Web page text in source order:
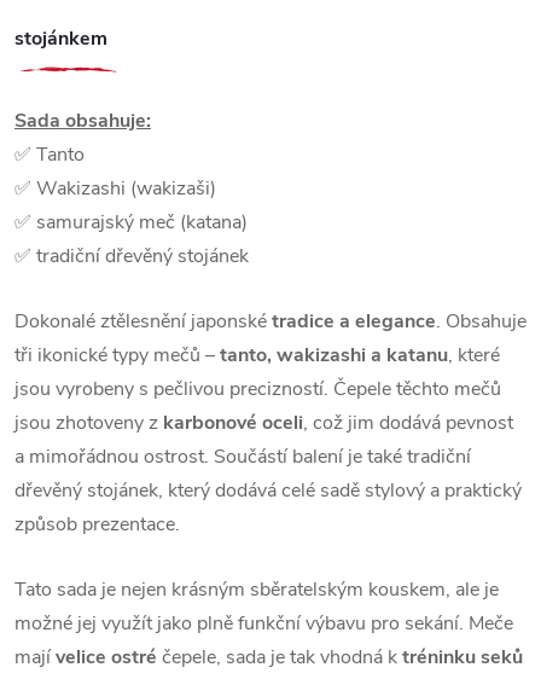
stojánkem
Sada obsahuje:
✅ Tanto
✅ Wakizashi (wakizaši)
✅ samurajský meč (katana)
✅ tradiční dřevěný stojánek
Dokonalé ztělesnění japonskétradice a elegance. Obsahuje
tři ikonické typy mečů –tanto, wakizashi a katanu, které
jsou vyrobeny s pečlivou precizností. Čepele těchto mečů
jsou zhotoveny z karbonové oceli, což jim dodává pevnost
a mimořádnou ostrost. Součástí balení je také tradiční
dřevěný stojánek, který dodává celé sadě stylový a praktický
způsob prezentace.
Tato sada je nejen krásným sběratelským kouskem, ale je
možné jej využít jako plně funkční výbavu pro sekání. Meče
majívelice ostré čepele, sada je tak vhodná ktréninku seků